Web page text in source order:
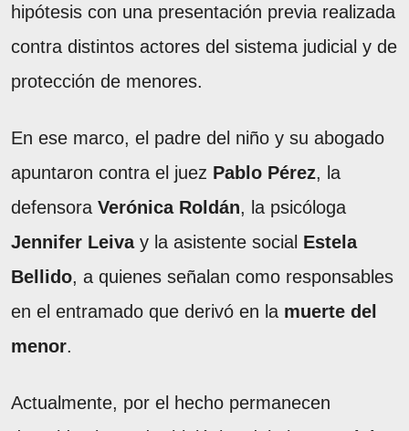
hipótesis con una presentación previa realizada
contra distintos actores del sistema judicial y de
protección de menores.
En ese marco, el padre del niño y su abogado
apuntaron contra el juez Pablo Pérez, la
defensora Verónica Roldán, la psicóloga
Jennifer Leivay la asistente social Estela
Bellido, a quienes señalan como responsables
en el entramado que derivó en la muerte del
menor.
Actualmente, por el hecho permanecen